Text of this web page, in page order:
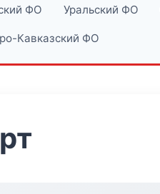
ФО Уральский ФО
Кавказский ФО